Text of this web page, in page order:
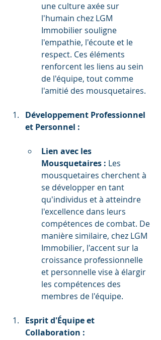
une culture axée sur
l'humain chez LGM
Immobilier souligne
l'empathie, l'écoute et le
respect. Ces éléments
renforcent les liens au sein
de l'équipe, tout comme
l'amitié des mousquetaires.
Développement Professionnel
et Personnel :
Lien avec les
Mousquetaires : Les
mousquetaires cherchent à
se développer en tant
qu'individus et à atteindre
l'excellence dans leurs
compétences de combat. De
manière similaire, chez LGM
Immobilier, l'accent sur la
croissance professionnelle
et personnelle vise à élargir
les compétences des
membres de l'équipe.
Esprit d'Équipe et
Collaboration :